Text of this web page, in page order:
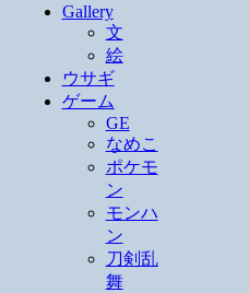
Gallery
文
絵
ウサギ
ゲーム
GE
なめこ
ポケモ
ン
モンハ
ン
刀剣乱
舞